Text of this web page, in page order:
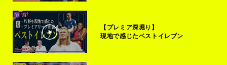
【プレミア深堀り】
現地で感じたベストイレブン